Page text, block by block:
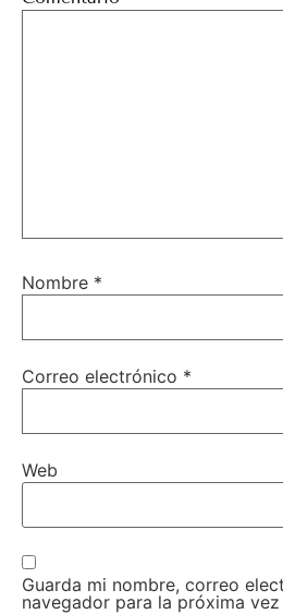
Nombre *
Correo electrónico *
Web
Guarda mi nombre, correo
navegador para la próxima